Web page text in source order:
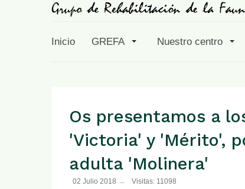
Inicio GREFA Nuestro centro
Os presentamos a
'Victoria' y 'Mérito',
adulta 'Molinera'
02 Julio 2018 Visitas: 11098